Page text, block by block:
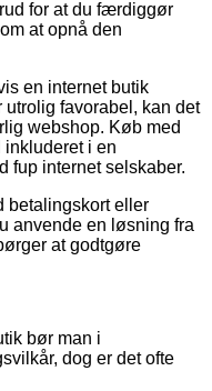
for at du færdiggør
at opnå den
en internet butik
favorabel, kan det
webshop. Køb med
i en
fup internet selskaber.
betalingskort eller
anvende en løsning fra
at godtgøre
bør man i
dog er det ofte